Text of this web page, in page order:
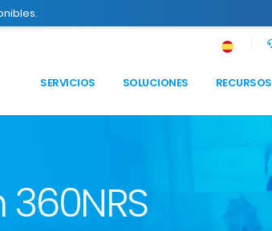
SERVICIOS SOLUCIONES RECURSOS